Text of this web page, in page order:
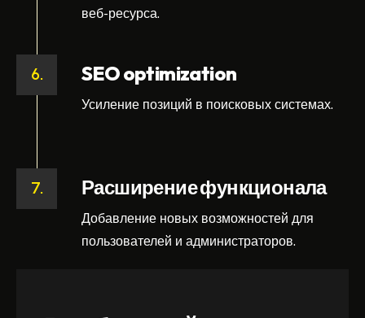
веб-ресурса.
6. SEO optimization
Усиление позиций в поисковых системах.
7. Расширение функционала
Добавление новых возможностей для
пользователей и администраторов.